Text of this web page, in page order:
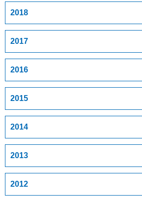
2018
2017
2016
2015
2014
2013
2012